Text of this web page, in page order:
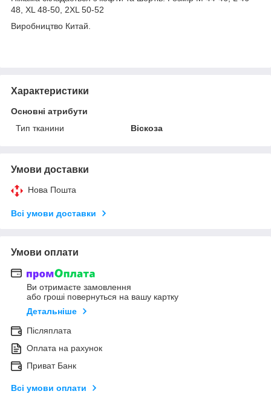
48, XL 48-50, 2XL 50-52
Виробництво Китай.
Характеристики
Основні атрибути
Тип тканини
Віскоза
Умови доставки
Нова Пошта
Всі умови доставки
Умови оплати
Ви отримаєте замовлення
або гроші повернуться на вашу картку
Детальніше
Післяплата
Оплата на рахунок
Приват Банк
Всі умови оплати